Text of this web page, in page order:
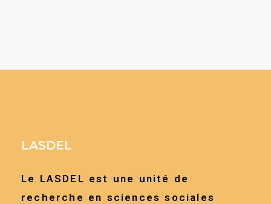
LASDEL
Le LASDEL est une unité de
recherche en sciences sociales